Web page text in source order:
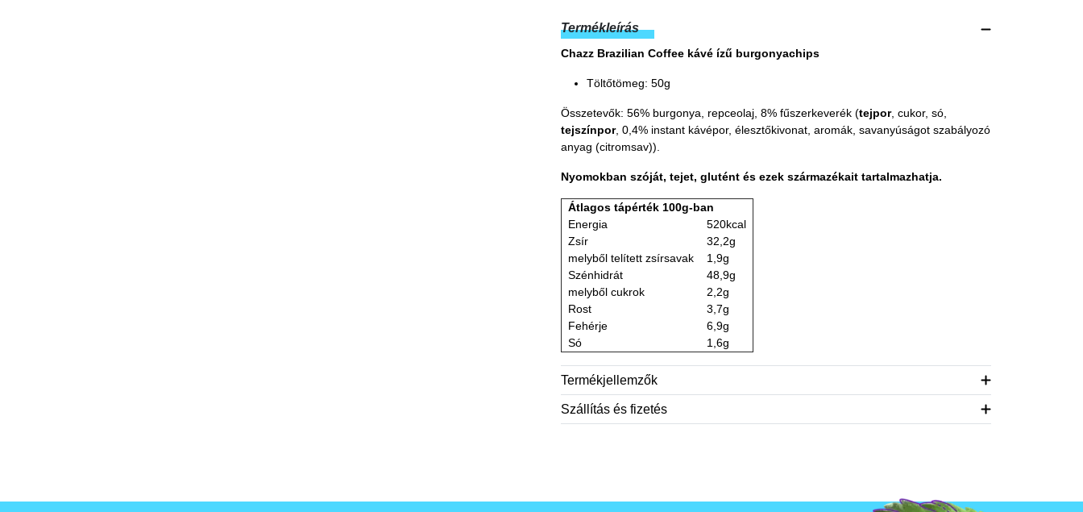
Termékleírás
Chazz Brazilian Coffee kávé ízű burgonyachips
Töltőtömeg: 50g
Összetevők: 56% burgonya, repceolaj, 8% fűszerkeverék (tejpor, cukor, só,
tejszínpor, 0,4% instant kávépor, élesztőkivonat, aromák, savanyúságot szabályozó
anyag (citromsav)).
Nyomokban szóját, tejet, glutént és ezek származékait tartalmazhatja.
Átlagos tápérték 100g-ban
Energia
520kcal
Zsír
32,2g
melyből telített zsírsavak
1,9g
Szénhidrát
48,9g
melyből cukrok
2,2g
Rost
3,7g
Fehérje
6,9g
Só
1,6g
Termékjellemzők
Szállítás és fizetés